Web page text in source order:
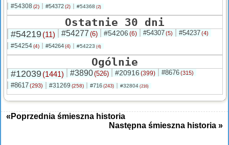
#54308 (2) #54372 (2) #54368 (2)
Ostatnie 30 dni
#54219(11) #54277 (6) #54206 (6) #54307(5) #54237(4)
#54254(4) #54264 (4) #54223 (4)
Ogólnie
#12039(1441) #3890(526) #20916 (399) #8676(315)
#8617(293) #31269 (258) #716 (243) #32804 (216)
«Poprzednia śmieszna historia
Następna śmieszna historia »